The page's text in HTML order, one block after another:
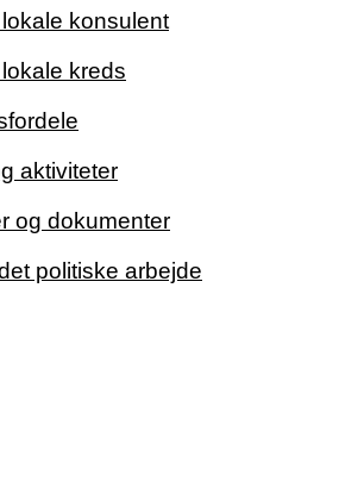
konsulent
kreds
aktiviteter
og dokumenter
politiske arbejde